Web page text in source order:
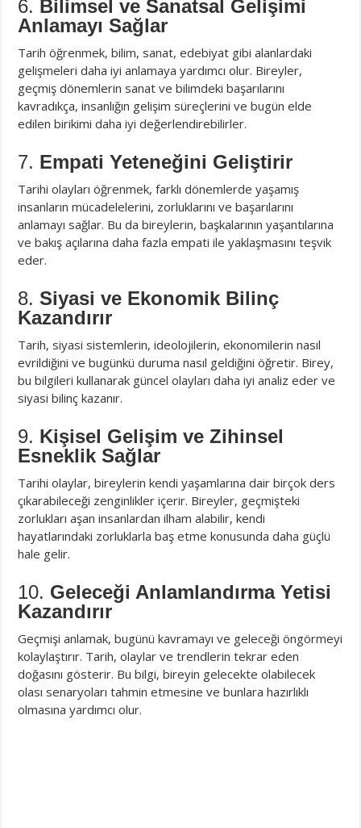
6. Bilimsel ve Sanatsal Gelişimi
Anlamayı Sağlar
Tarih öğrenmek, bilim, sanat, edebiyat gibi alanlardaki
gelişmeleri daha iyi anlamaya yardımcı olur. Bireyler,
geçmiş dönemlerin sanat ve bilimdeki başarılarını
kavradıkça, insanlığın gelişim süreçlerini ve bugün elde
edilen birikimi daha iyi değerlendirebilirler.
7. Empati Yeteneğini Geliştirir
Tarihi olayları öğrenmek, farklı dönemlerde yaşamış
insanların mücadelelerini, zorluklarını ve başarılarını
anlamayı sağlar. Bu da bireylerin, başkalarının yaşantılarına
ve bakış açılarına daha fazla empati ile yaklaşmasını teşvik
eder.
8.Siyasi ve Ekonomik Bilinç
Kazandırır
Tarih, siyasi sistemlerin, ideolojilerin, ekonomilerin nasıl
evrildiğini ve bugünkü duruma nasıl geldiğini öğretir. Birey,
bu bilgileri kullanarak güncel olayları daha iyi analiz eder ve
siyasi bilinç kazanır.
9. Kişisel Gelişim ve Zihinsel
Esneklik Sağlar
Tarihi olaylar, bireylerin kendi yaşamlarına dair birçok ders
çıkarabileceği zenginlikler içerir. Bireyler, geçmişteki
zorlukları aşan insanlardan ilham alabilir, kendi
hayatlarındaki zorluklarla baş etme konusunda daha güçlü
hale gelir.
10. Geleceği Anlamlandırma Yetisi
Kazandırır
Geçmişi anlamak, bugünü kavramayı ve geleceği öngörmeyi
kolaylaştırır. Tarih, olaylar ve trendlerin tekrar eden
doğasını gösterir. Bu bilgi, bireyin gelecekte olabilecek
olası senaryoları tahmin etmesine ve bunlara hazırlıklı
olmasına yardımcı olur.